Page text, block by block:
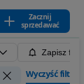
Zacznij
sprzedawać
Zapisz
Wyczyść filtry